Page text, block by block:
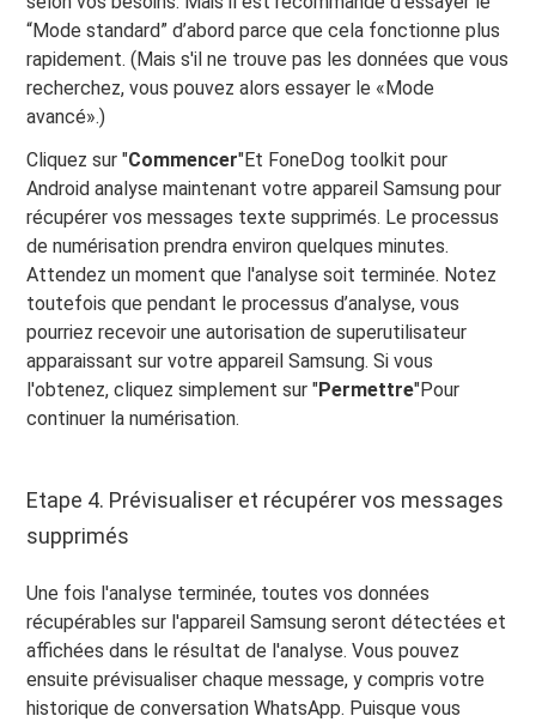
“Mode standard” d’abord parce que cela fonctionne plus
rapidement. (Mais s'il ne trouve pas les données que vous
recherchez, vous pouvez alors essayer le «Mode
avancé».)
Cliquez sur "Commencer"Et FoneDog toolkit pour
Android analyse maintenant votre appareil Samsung pour
récupérer vos messages texte supprimés. Le processus
de numérisation prendra environ quelques minutes.
Attendez un moment que l'analyse soit terminée. Notez
toutefois que pendant le processus d’analyse, vous
pourriez recevoir une autorisation de superutilisateur
apparaissant sur votre appareil Samsung. Si vous
l'obtenez, cliquez simplement sur "Permettre"Pour
continuer la numérisation.
Etape 4. Prévisualiser et récupérer vos messages
supprimés
Une fois l'analyse terminée, toutes vos données
récupérables sur l'appareil Samsung seront détectées et
affichées dans le résultat de l'analyse. Vous pouvez
ensuite prévisualiser chaque message, y compris votre
historique de conversation WhatsApp. Puisque vous